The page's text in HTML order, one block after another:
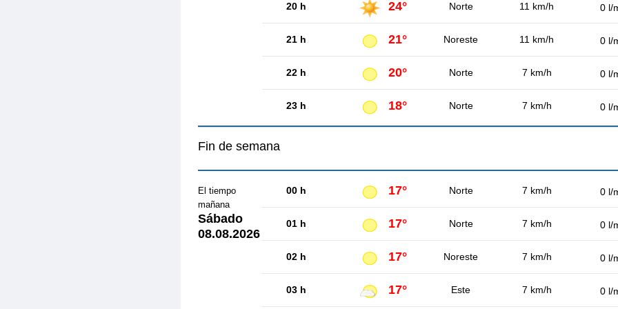
20 h 24° Norte 11 km/h 0 l/
21 h 21° Noreste 11 km/h 0 l/
22 h 20° Norte 7 km/h 0 l/
23 h 18° Norte 7 km/h 0 l/
Fin de semana
El tiempo
mañana
Sábado
08.08.2026
00 h 17° Norte 7 km/h 0 l/
01 h 17° Norte 7 km/h 0 l/
02 h 17° Noreste 7 km/h 0 l/
03 h 17° Este 7 km/h 0 l/